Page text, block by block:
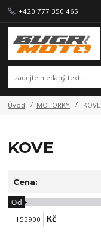
+420 777 350 465
Úvod MOTORKY KOVE
KOVE
Cena:
Kč
Od